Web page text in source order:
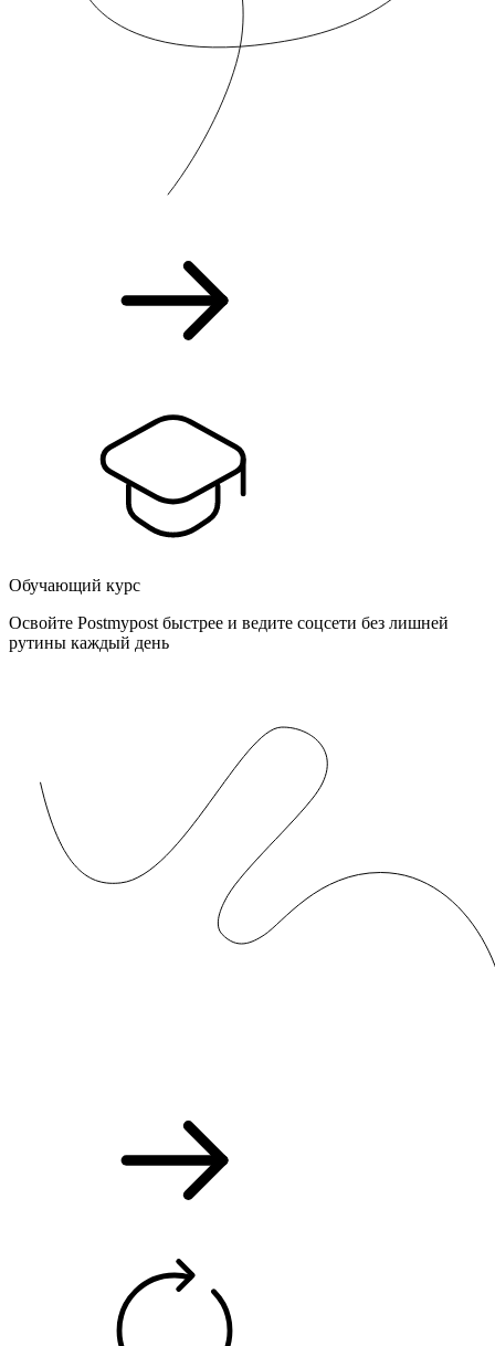
Обучающий курс
Освойте Postmypost быстрее и ведите соцсети без лишней
рутины каждый день